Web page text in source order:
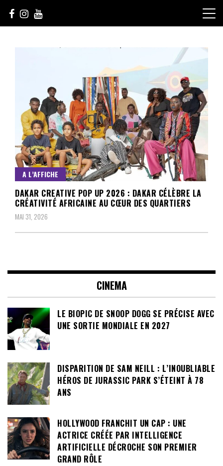
content
sunuculture
A L’AFFICHE
DAKAR CREATIVE POP UP 2026 : DAKAR CÉLÈBRE LA
CRÉATIVITÉ AFRICAINE AU CŒUR DES QUARTIERS
MAI 31, 2026
CINEMA
LE BIOPIC DE SNOOP DOGG SE PRÉCISE AVEC
UNE SORTIE MONDIALE EN 2027
DISPARITION DE SAM NEILL : L’INOUBLIABLE
HÉROS DE JURASSIC PARK S’ÉTEINT À 78
ANS
HOLLYWOOD FRANCHIT UN CAP : UNE
ACTRICE CRÉÉE PAR INTELLIGENCE
ARTIFICIELLE DÉCROCHE SON PREMIER
GRAND RÔLE